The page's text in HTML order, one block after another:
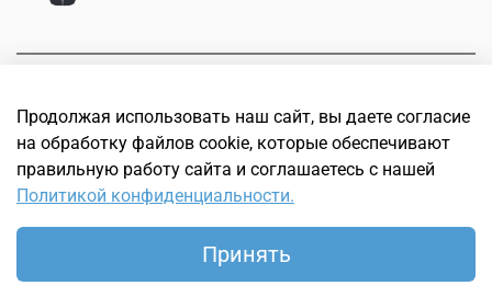
© Офисный мир. Интернет магазин техники для бизнеса.
Офисное, банковское, торговое и оборудование для
полиграфии, 2005–2026
Продолжая использовать наш сайт, вы даете согласие
на обработку файлов cookie, которые обеспечивают
правильную работу сайта и соглашаетесь с нашей
Политикой конфиденциальности.
Принять